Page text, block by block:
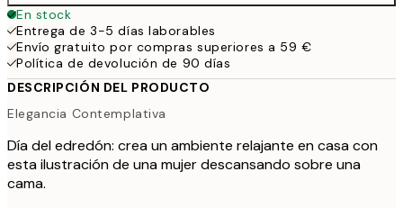
En stock
Entrega de 3-5 días laborables
Envío gratuito por compras superiores a 59 €
Política de devolución de 90 días
DESCRIPCIÓN DEL PRODUCTO
Elegancia Contemplativa
Día del edredón: crea un ambiente relajante en casa con
esta ilustración de una mujer descansando sobre una
cama.